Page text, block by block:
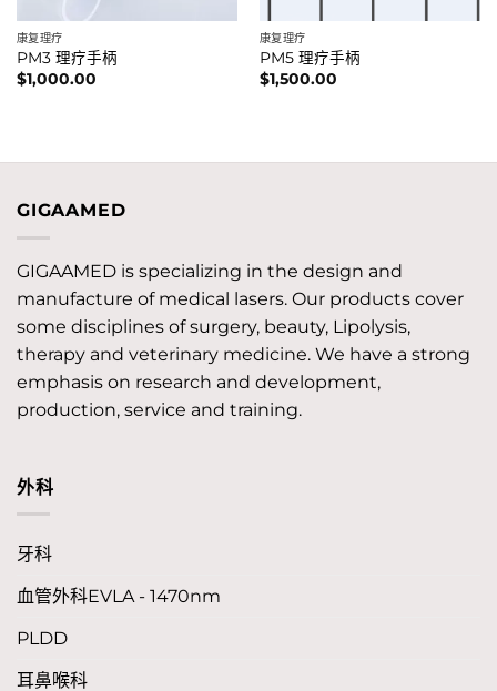
康复理疗
PM3 理疗手柄
$1,000.00
康复理疗
PM5 理疗手柄
$1,500.00
GIGAAMED
GIGAAMED is specializing in the design and
manufacture of medical lasers. Our products cover
some disciplines of surgery, beauty, Lipolysis,
therapy and veterinary medicine. We have a strong
emphasis on research and development,
production, service and training.
外科
牙科
血管外科EVLA - 1470nm
PLDD
耳鼻喉科